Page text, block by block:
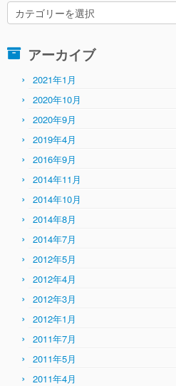
カ
テ
リ
アーカイブ
2021年1月
2020年10月
2020年9月
2019年4月
2016年9月
2014年11月
2014年10月
2014年8月
2014年7月
2012年5月
2012年4月
2012年3月
2012年1月
2011年7月
2011年5月
2011年4月